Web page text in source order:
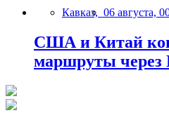
Кавказ, 06 августа,
США и Китай
маршруты